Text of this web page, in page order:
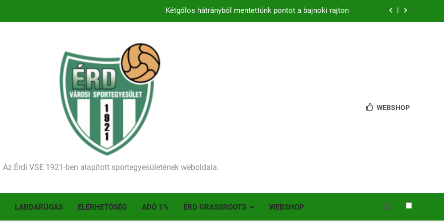
Kétgólos hátrányból mentettünk pontot a bajnoki rajton
Történelmet írt az I. Érdi Football Fesztivál – több mint 200 játékos lépett pályára Érden
Ellenfelünk visszalépése miatt játék nélkül jutottunk tovább a MOL Magyar Kupában
Kezdődik a 2026–2027-es szezon – hazai pályán rajtol az Érdi VSE!
Történelmet írt az I. Érdi Football Fesztivál – több mint 200 játékos lépett pályára Érden
Az Érdi VSE 1921-ben alapított sportegyesületének weboldala.
WEBSHOP
LABDARÚGÁS ELÉRHETŐSÉG ADÓ 1% ÉRD GRASSROOTS WEBSHOP